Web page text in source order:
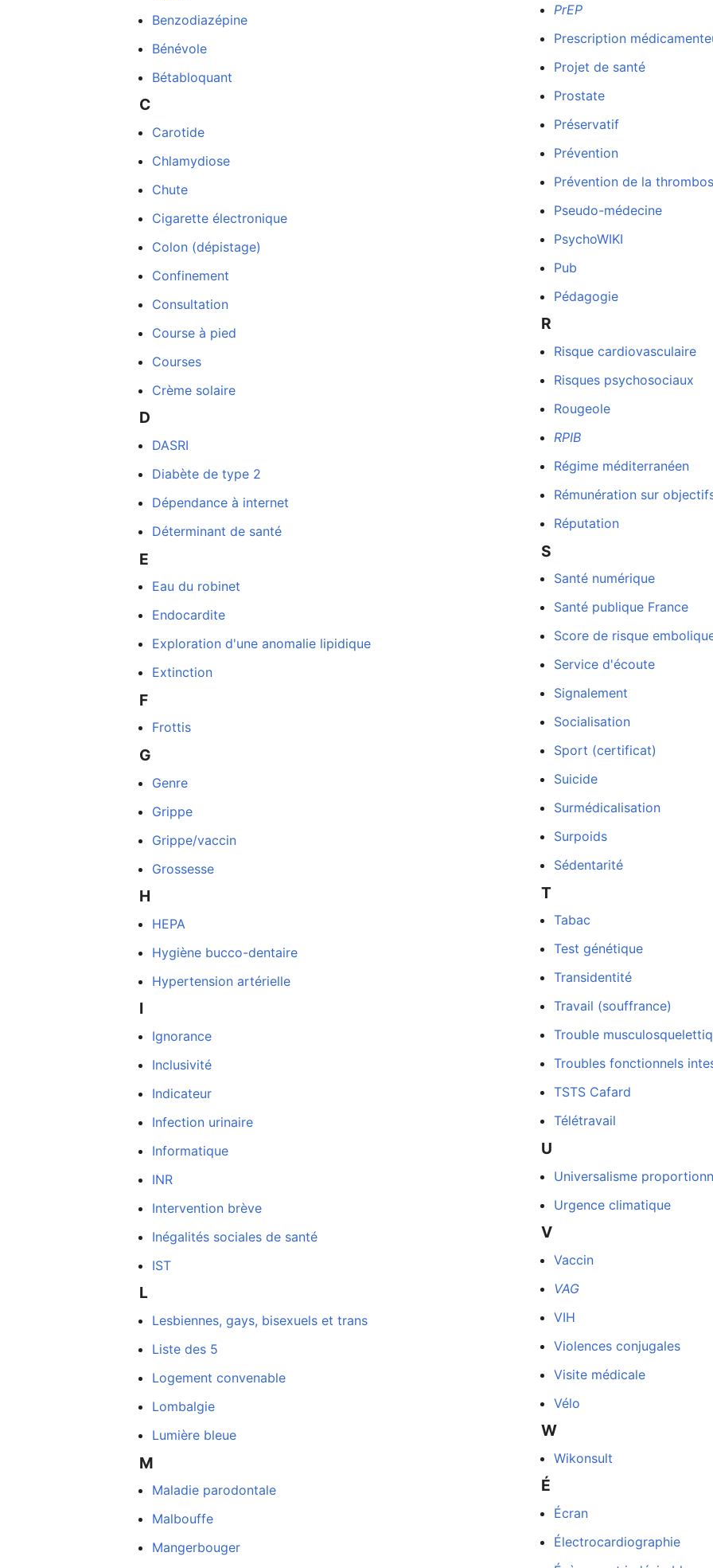
dans
une
Benzodiazépine
Bénévole
Bétabloquant
C
Carotide
Chlamydiose
Chute
Cigarette électronique
Colon (dépistage)
Confinement
Consultation
Course à pied
Courses
Crème solaire
D
DASRI
Diabète de type 2
Dépendance à internet
Déterminant de santé
E
Eau du robinet
Endocardite
Exploration d'une anomalie lipidique
Extinction
F
Frottis
G
Genre
Grippe
Grippe/vaccin
Grossesse
H
HEPA
Hygiène bucco-dentaire
Hypertension artérielle
I
Ignorance
Inclusivité
Indicateur
Infection urinaire
Informatique
INR
Intervention brève
Inégalités sociales de santé
IST
L
Lesbiennes, gays, bisexuels et trans
Liste des 5
Logement convenable
Lombalgie
Lumière bleue
M
Maladie parodontale
Malbouffe
Mangerbouger
PrEP
Prescription
Projet de santé
Prostate
Préservatif
Prévention
Prévention de la
Pseudo-médecine
PsychoWIKI
Pub
Pédagogie
R
Risque cardiovasculaire
Risques psychosociaux
Rougeole
RPIB
Régime méditerranéen
Rémunération sur
Réputation
S
Santé numérique
Santé publique France
Score de risque
Service d'écoute
Signalement
Socialisation
Sport (certificat)
Suicide
Surmédicalisation
Surpoids
Sédentarité
T
Tabac
Test génétique
Transidentité
Travail (souffrance)
Trouble
Troubles fonctionnels
TSTS Cafard
Télétravail
U
Universalisme
Urgence climatique
V
Vaccin
VAG
VIH
Violences conjugales
Visite médicale
Vélo
W
Wikonsult
É
Écran
Électrocardiographie